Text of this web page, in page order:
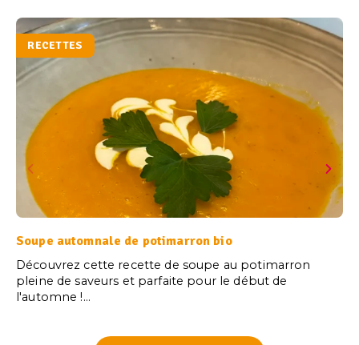
RECETTES
Soupe automnale de potimarron bio
Découvrez cette recette de soupe au potimarron
pleine de saveurs et parfaite pour le début de
l'automne !...